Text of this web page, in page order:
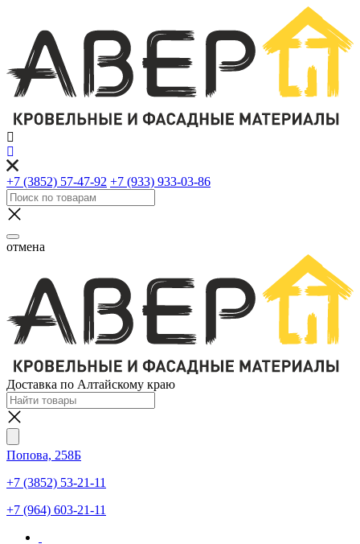
+7 (3852) 57-47-92 +7 (933) 933-03-86
отмена
Доставка по Алтайскому краю
Попова, 258Б
+7 (3852) 53-21-11
+7 (964) 603-21-11